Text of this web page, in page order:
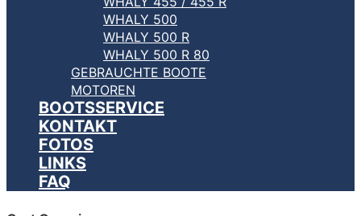
WHALY 500
WHALY 500 R
WHALY 500 R 80
GEBRAUCHTE BOOTE
MOTOREN
BOOTSSERVICE
KONTAKT
FOTOS
LINKS
FAQ